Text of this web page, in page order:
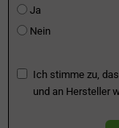
Ja
Nein
Ich stimme zu,
und an Hersteller